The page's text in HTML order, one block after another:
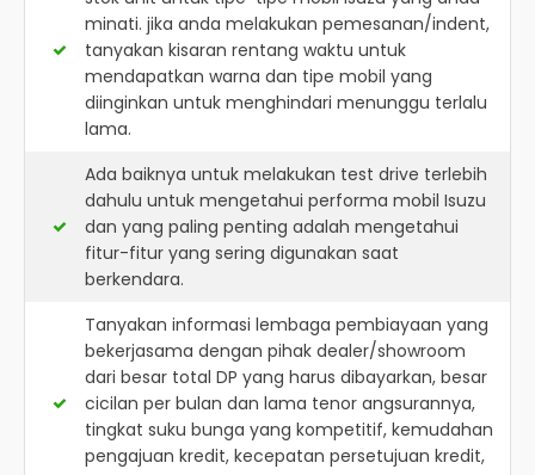
minati. jika anda melakukan pemesanan/indent,
tanyakan kisaran rentang waktu untuk
mendapatkan warna dan tipe mobil yang
diinginkan untuk menghindari menunggu terlalu
lama.
Ada baiknya untuk melakukan test drive terlebih
dahulu untuk mengetahui performa mobil Isuzu
dan yang paling penting adalah mengetahui
fitur-fitur yang sering digunakan saat
berkendara.
Tanyakan informasi lembaga pembiayaan yang
bekerjasama dengan pihak dealer/showroom
dari besar total DP yang harus dibayarkan, besar
cicilan per bulan dan lama tenor angsurannya,
tingkat suku bunga yang kompetitif, kemudahan
pengajuan kredit, kecepatan persetujuan kredit,